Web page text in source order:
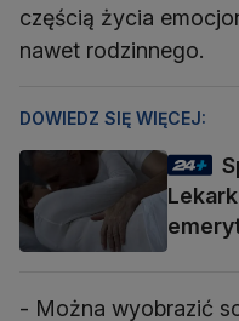
częścią życia
nawet rodzinnego.
DOWIEDZ SIĘ WIĘCEJ:
- Można wyobrazić